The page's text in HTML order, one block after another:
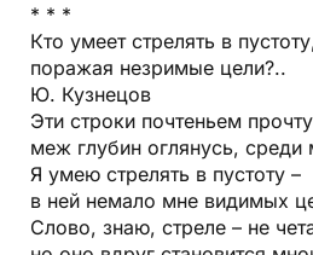
* * *
Кто умеет стрелять в
поражая незримые цели?..
Ю. Кузнецов
Эти строки почтеньем
меж глубин оглянусь, среди
Я умею стрелять в пустоту –
в ней немало мне видимых
Слово, знаю, стреле – не